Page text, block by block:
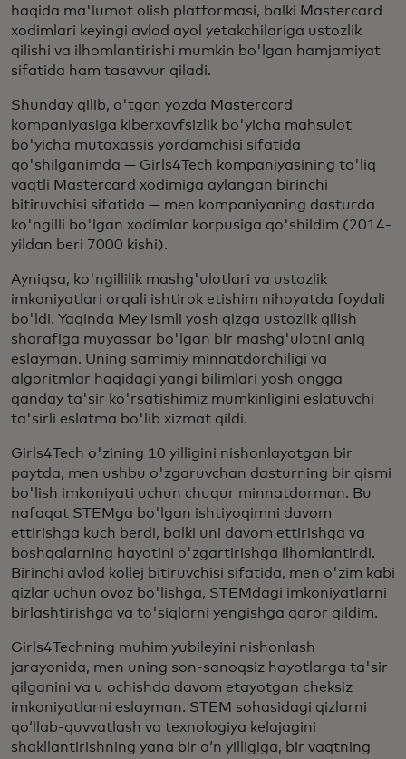
haqida ma'lumot olish platformasi, balki Mastercard
xodimlari keyingi avlod ayol yetakchilariga ustozlik
qilishi va ilhomlantirishi mumkin bo'lgan hamjamiyat
sifatida ham tasavvur qiladi.
Shunday qilib, o'tgan yozda Mastercard
kompaniyasiga kiberxavfsizlik bo'yicha mahsulot
bo'yicha mutaxassis yordamchisi sifatida
qo'shilganimda — Girls4Tech kompaniyasining to'liq
vaqtli Mastercard xodimiga aylangan birinchi
bitiruvchisi sifatida — men kompaniyaning dasturda
ko'ngilli bo'lgan xodimlar korpusiga qo'shildim (2014-
yildan beri 7000 kishi).
Ayniqsa, ko'ngillilik mashg'ulotlari va ustozlik
imkoniyatlari orqali ishtirok etishim nihoyatda foydali
bo'ldi. Yaqinda Mey ismli yosh qizga ustozlik qilish
sharafiga muyassar bo'lgan bir mashg'ulotni aniq
eslayman. Uning samimiy minnatdorchiligi va
algoritmlar haqidagi yangi bilimlari yosh ongga
qanday ta'sir ko'rsatishimiz mumkinligini eslatuvchi
ta'sirli eslatma bo'lib xizmat qildi.
Girls4Tech o'zining 10 yilligini nishonlayotgan bir
paytda, men ushbu o'zgaruvchan dasturning bir qismi
bo'lish imkoniyati uchun chuqur minnatdorman. Bu
nafaqat STEMga bo'lgan ishtiyoqimni davom
ettirishga kuch berdi, balki uni davom ettirishga va
boshqalarning hayotini o'zgartirishga ilhomlantirdi.
Birinchi avlod kollej bitiruvchisi sifatida, men o'zim kabi
qizlar uchun ovoz bo'lishga, STEMdagi imkoniyatlarni
birlashtirishga va to'siqlarni yengishga qaror qildim.
Girls4Techning muhim yubileyini nishonlash
jarayonida, men uning son-sanoqsiz hayotlarga ta'sir
qilganini va u ochishda davom etayotgan cheksiz
imkoniyatlarni eslayman. STEM sohasidagi qizlarni
qoʻllab-quvvatlash va texnologiya kelajagini
shakllantirishning yana bir oʻn yilligiga, bir vaqtning